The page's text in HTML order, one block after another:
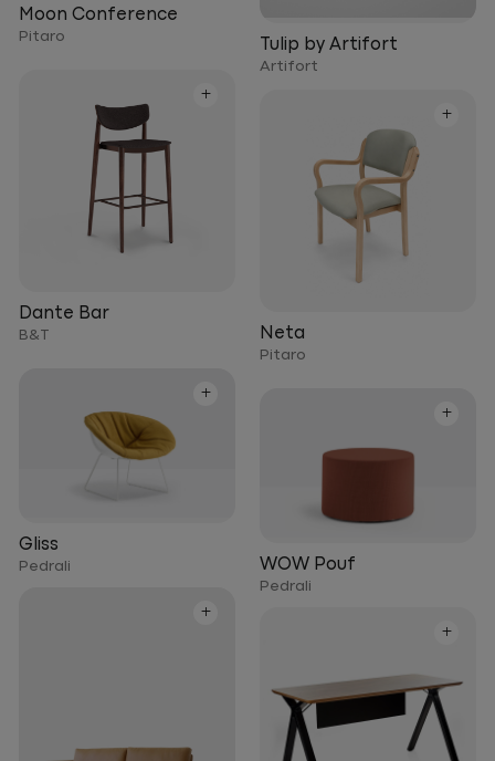
Tulip by Artifort
Artifort
Moon Conference
Pitaro
+
Dante Bar
B&T
+
Neta
Pitaro
+
Gliss
Pedrali
+
WOW Pouf
Pedrali
+
+